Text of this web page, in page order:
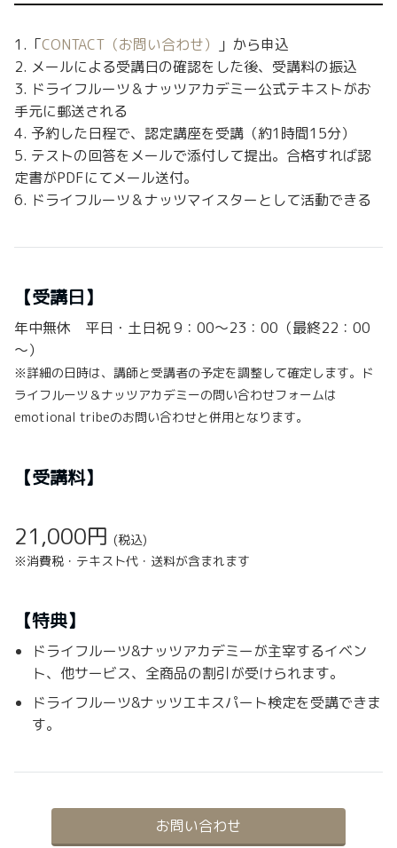
1.「CONTACT（お問い合わせ）
」から申込
2. メールによる受講日の確認をした後、受講料の振込
3. ドライフルーツ＆ナッツアカデミー公式テキストがお
手元に郵送される
4. 予約した日程で、認定講座を受講（約1時間15分）
5. テストの回答をメールで添付して提出。合格すれば認
定書がPDFにてメール送付。
6. ドライフルーツ＆ナッツマイスターとして活動できる
【受講日】
年中無休 平日・土日祝 9：00～23：00（最終22：00
～）
※詳細の日時は、講師と受講者の予定を調整して確定します。ド
ライフルーツ＆ナッツアカデミーの問い合わせフォームは
emotional tribeのお問い合わせと併用となります。
【受講料】
21,000円 (税込)
※消費税・テキスト代・送料が含まれます
【特典】
ドライフルーツ&ナッツアカデミーが主宰するイベン
ト、他サービス、全商品の割引が受けられます。
ドライフルーツ&ナッツエキスパート検定を受講できま
す。
お問い合わせ